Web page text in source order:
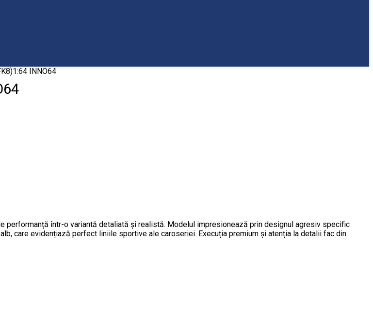
INNO64
performanță într-o variantă detaliată și realistă. Modelul impresionează prin designul agresiv specific
care evidențiază perfect liniile sportive ale caroseriei. Execuția premium și atenția la detalii fac din